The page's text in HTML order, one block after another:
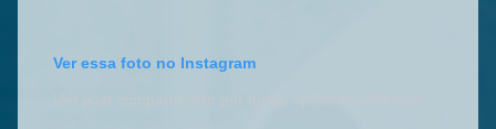
Ver essa foto no Instagram